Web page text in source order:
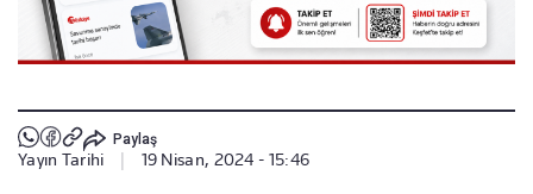
Paylaş
Yayın Tarihi 19 Nisan, 2024 - 15:46